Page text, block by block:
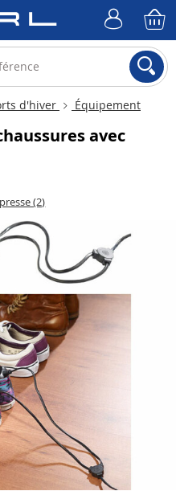
d'hiver Équipement
avec
(2)